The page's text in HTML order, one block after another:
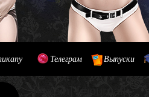
Телеграм Выпуски